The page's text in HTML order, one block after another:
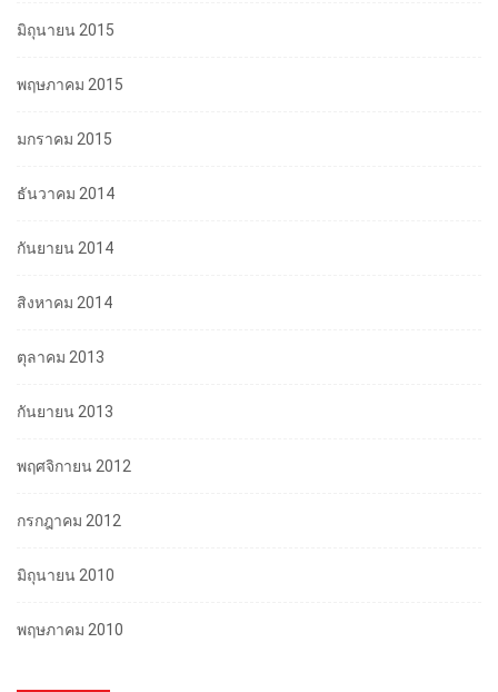
มิถุนายน 2015
พฤษภาคม 2015
มกราคม 2015
ธันวาคม 2014
กันยายน 2014
สิงหาคม 2014
ตุลาคม 2013
กันยายน 2013
พฤศจิกายน 2012
กรกฎาคม 2012
มิถุนายน 2010
พฤษภาคม 2010